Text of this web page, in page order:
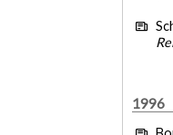
1996